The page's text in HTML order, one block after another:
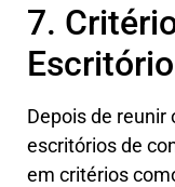
7.
Depois de
escritórios de
em critérios